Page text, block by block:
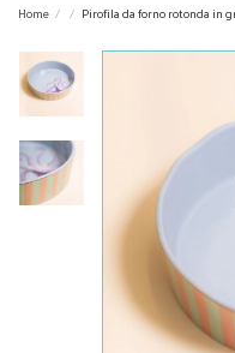
Home Pirofila da forno rotonda in